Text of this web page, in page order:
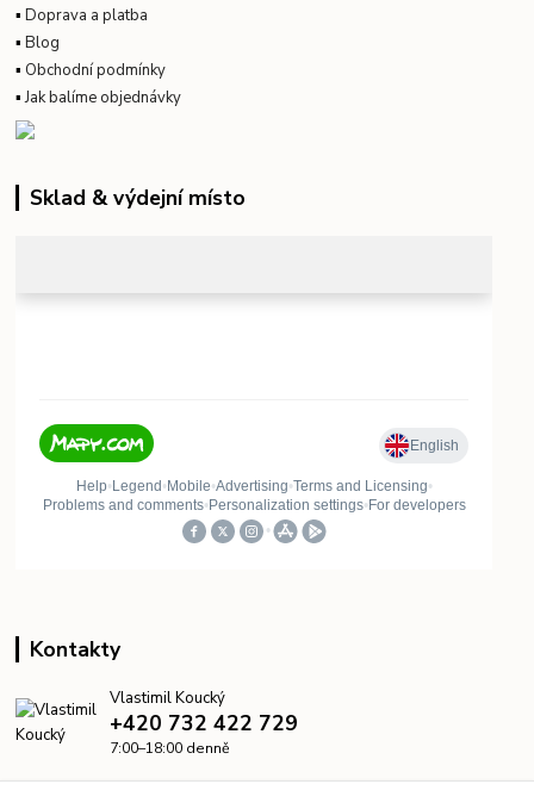
▪Doprava a platba
▪Blog
▪ Obchodní podmínky
▪Jak balíme objednávky
Sklad & výdejní místo
Kontakty
Vlastimil Koucký
+420 732 422 729
7:00–18:00 denně